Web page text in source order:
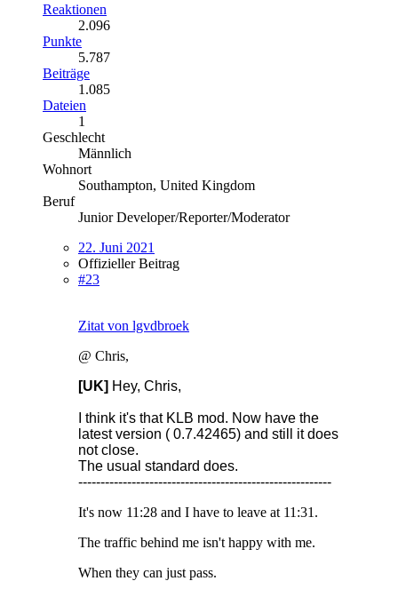
Reaktionen
2.096
Punkte
5.787
Beiträge
1.085
Dateien
1
Geschlecht
Männlich
Wohnort
Southampton, United Kingdom
Beruf
Junior Developer/Reporter/Moderator
22. Juni 2021
Offizieller Beitrag
#23
Zitat von lgvdbroek
@ Chris,
[UK] Hey, Chris,
I think it's that KLB mod. Now have the
latest version ( 0.7.42465) and still it does
not close.
The usual standard does.
---------------------------------------------------------
It's now 11:28 and I have to leave at 11:31.
The traffic behind me isn't happy with me.
When they can just pass.